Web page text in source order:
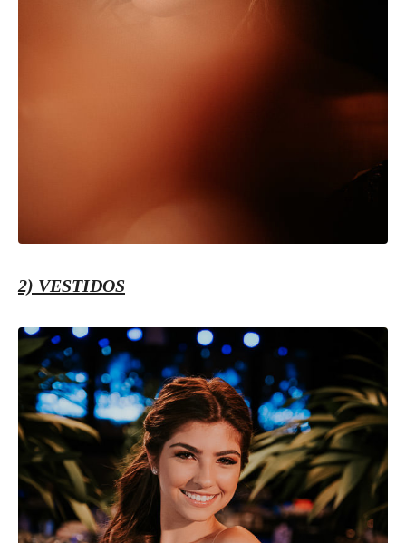
2) VESTIDOS